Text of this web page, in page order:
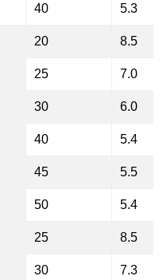
40 5.3
20 8.5
25 7.0
30 6.0
40 5.4
45 5.5
50 5.4
25 8.5
30 7.3